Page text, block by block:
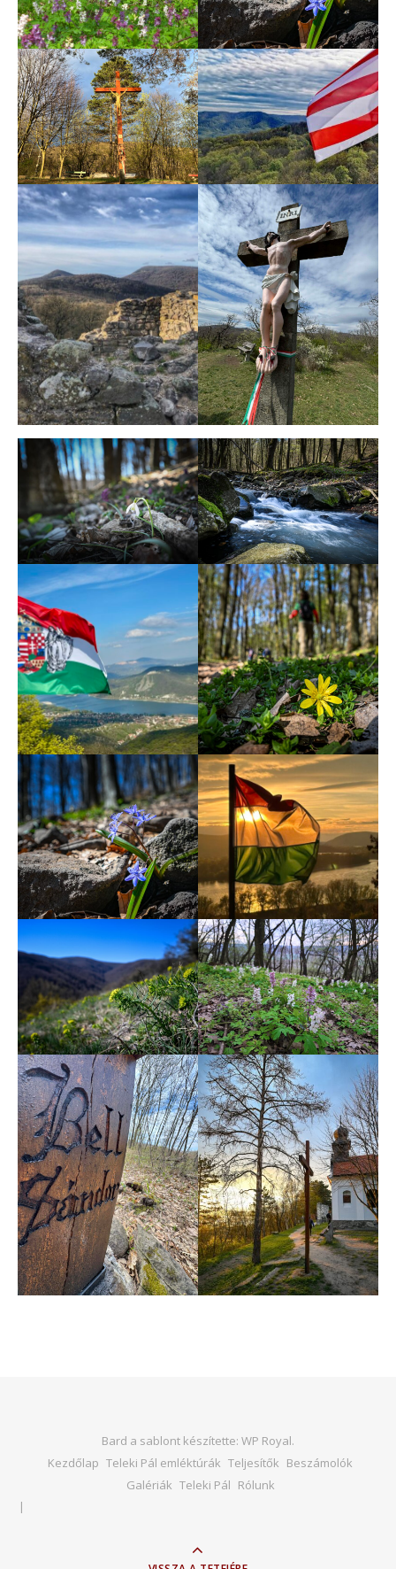
Bard a sablont készítette: WP Royal.
Kezdőlap Teleki Pál emléktúrák Teljesítők Beszámolók
Galériák Teleki Pál Rólunk